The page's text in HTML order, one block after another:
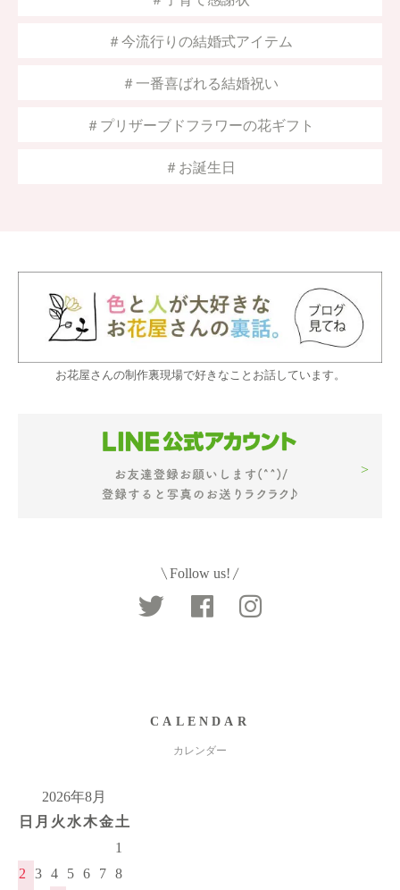
＃今流行りの結婚式アイテム
＃一番喜ばれる結婚祝い
＃プリザーブドフラワーの花ギフト
＃お誕生日
お花屋さんの制作裏現場で好きなことお話しています。
Follow us!
CALENDAR
カレンダー
2026年8月
日 月 火 水木金土
1
2
3 4 5 6 7 8